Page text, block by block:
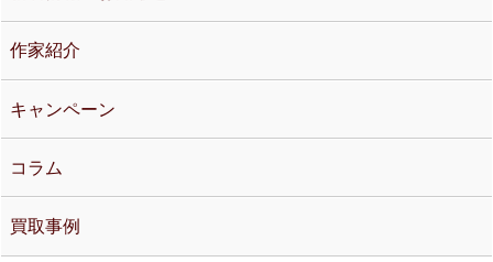
作家紹介
キャンペーン
コラム
買取事例